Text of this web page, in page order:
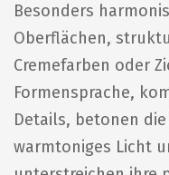
Besonders
Oberflächen,
Cremefarben oder
Formensprache,
Details, betonen
warmtoniges Licht